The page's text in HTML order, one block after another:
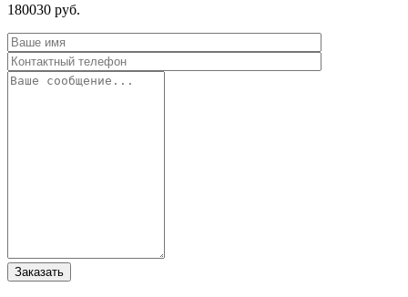
180030 руб.